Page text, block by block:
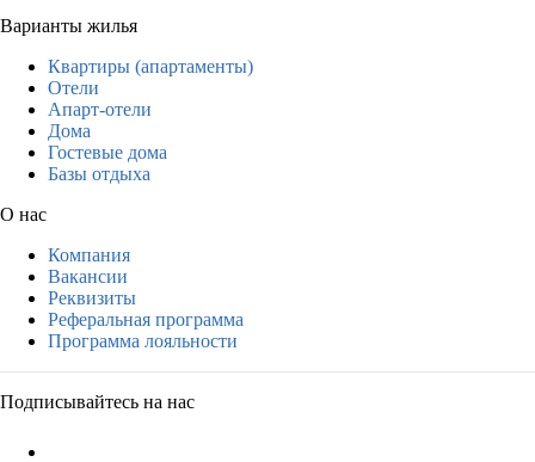
Варианты жилья
Квартиры (апартаменты)
Отели
Апарт-отели
Дома
Гостевые дома
Базы отдыха
О нас
Компания
Вакансии
Реквизиты
Реферальная программа
Программа лояльности
Подписывайтесь на нас